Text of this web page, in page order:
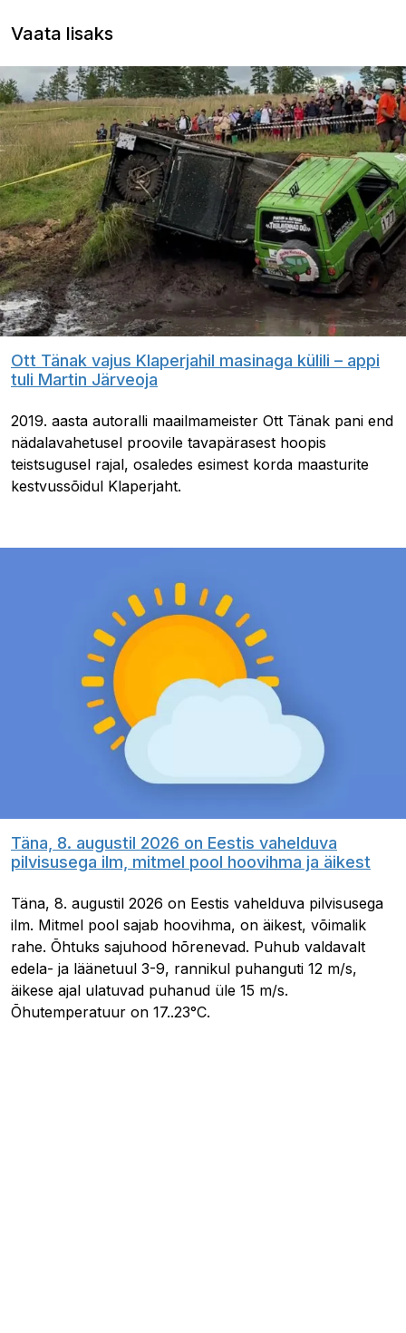
Vaata lisaks
Ott Tänak vajus Klaperjahil masinaga külili – appi
tuli Martin Järveoja
2019. aasta autoralli maailmameister Ott Tänak pani end
nädalavahetusel proovile tavapärasest hoopis
teistsugusel rajal, osaledes esimest korda maasturite
kestvussõidul Klaperjaht.
Täna, 8. augustil 2026 on Eestis vahelduva
pilvisusega ilm, mitmel pool hoovihma ja äikest
Täna, 8. augustil 2026 on Eestis vahelduva pilvisusega
ilm. Mitmel pool sajab hoovihma, on äikest, võimalik
rahe. Õhtuks sajuhood hõrenevad. Puhub valdavalt
edela- ja läänetuul 3-9, rannikul puhanguti 12 m/s,
äikese ajal ulatuvad puhanud üle 15 m/s.
Õhutemperatuur on 17..23°C.